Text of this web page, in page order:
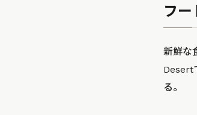
フー
新鮮な
Desert
る。